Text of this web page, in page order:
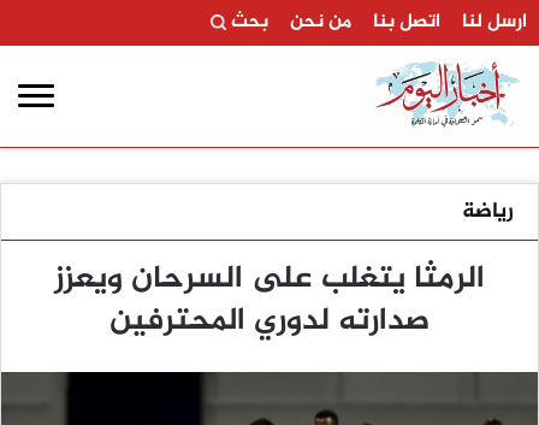
ارسل لنا اتصل بنا من نحن بحث
رياضة
الرمثا يتغلب على السرحان ويعزز
صدارته لدوري المحترفين